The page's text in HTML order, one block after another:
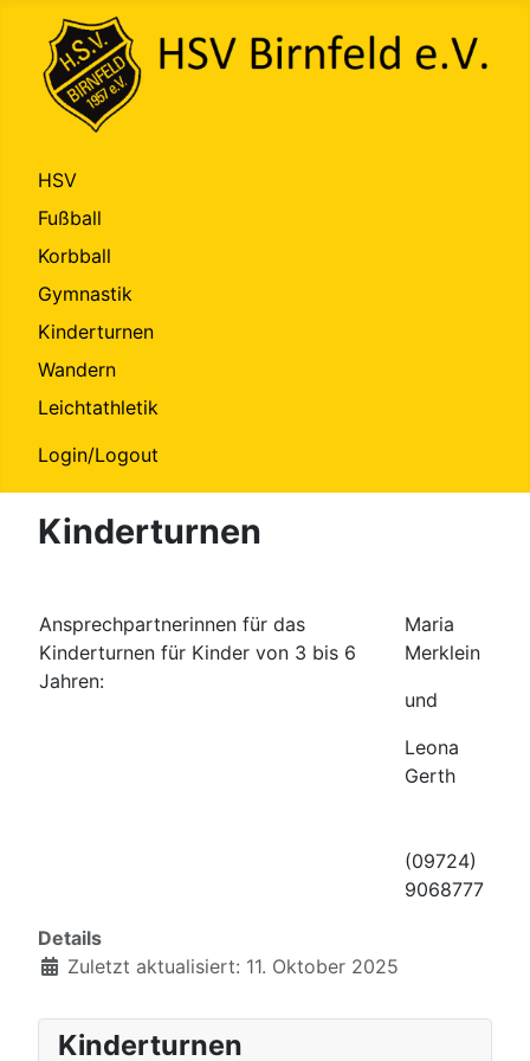
HSV
Fußball
Korbball
Gymnastik
Kinderturnen
Wandern
Leichtathletik
Login/Logout
Kinderturnen
Ansprechpartnerinnen für das
Kinderturnen für Kinder von 3 bis 6
Jahren:
Maria
Merklein
und
Leona
Gerth
(09724)
9068777
Details
Zuletzt aktualisiert: 11. Oktober 2025
Kinderturnen